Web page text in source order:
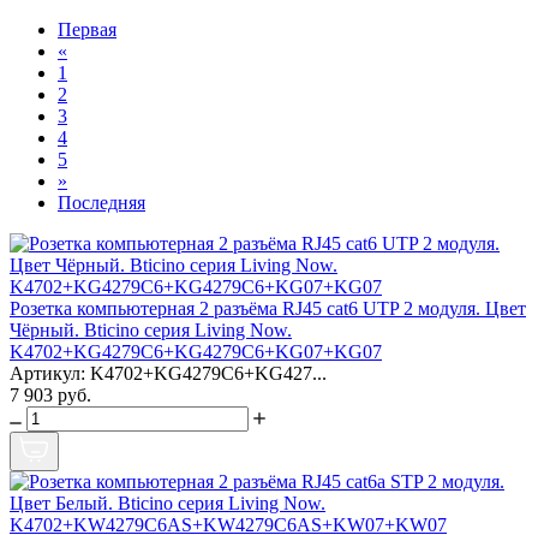
Первая
«
1
2
3
4
5
»
Последняя
Розетка компьютерная 2 разъёма RJ45 cat6 UTP 2 модуля. Цвет
Чёрный. Bticino серия Living Now.
K4702+KG4279C6+KG4279C6+KG07+KG07
Артикул: K4702+KG4279C6+KG427...
7 903 руб.